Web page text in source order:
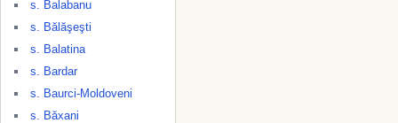
s. Balabanu
s. Bălăşeşti
s. Balatina
s. Bardar
s. Baurci-Moldoveni
s. Băxani